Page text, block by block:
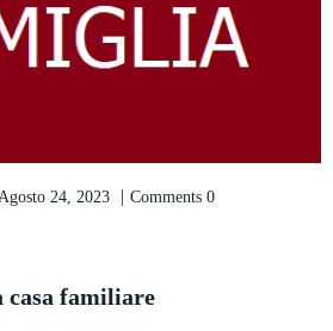
24, 2023 | Comments 0
casa familiare